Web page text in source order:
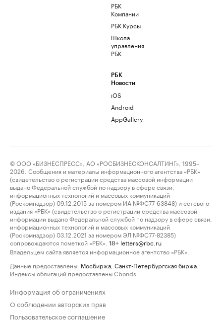
РБК
Компании
РБК Курсы
Школа
управления
РБК
РБК
Новости
iOS
Android
AppGallery
© ООО «БИЗНЕСПРЕСС», АО «РОСБИЗНЕСКОНСАЛТИНГ», 1995–
2026. Сообщения и материалы информационного агентства «РБК»
(свидетельство о регистрации средства массовой информации
выдано Федеральной службой по надзору в сфере связи,
информационных технологий и массовых коммуникаций
(Роскомнадзор) 09.12.2015 за номером ИА №ФС77-63848) и сетевого
издания «РБК» (свидетельство о регистрации средства массовой
информации выдано Федеральной службой по надзору в сфере связи,
информационных технологий и массовых коммуникаций
(Роскомнадзор) 03.12.2021 за номером ЭЛ №ФС77-82385)
сопровождаются пометкой «РБК».
18+ letters@rbc.ru
Владельцем сайта является информационное агентство «РБК».
Данные предоставлены: Мосбиржа Санкт-Петербургская биржа
Индексы облигаций предоставлены Cbonds.
Информация об ограничениях
О соблюдении авторских прав
Пользовательское соглашение